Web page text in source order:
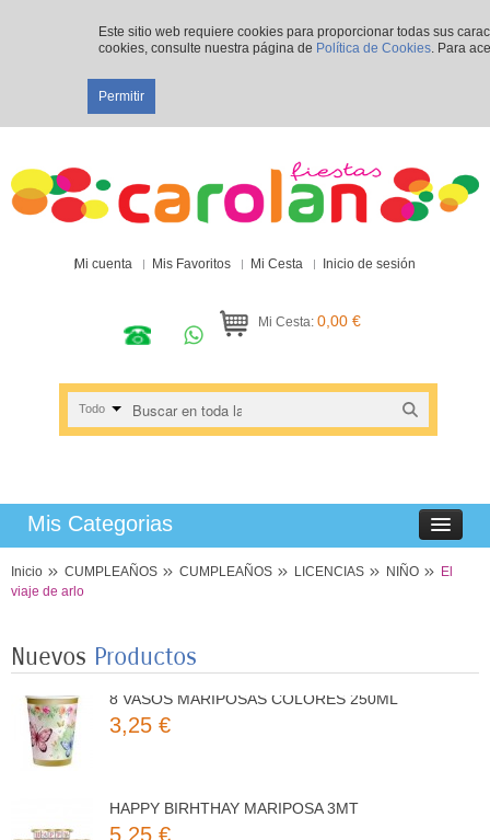
Este sitio web requiere cookies para proporcionar todas sus
cookies, consulte nuestra página de Política de Cookies. Para
Permitir
Mi cuenta Mis Favoritos Mi Cesta Inicio de sesión
Mi Cesta: 0,00 €
Todo
Mis Categorias
Inicio CUMPLEAÑOS CUMPLEAÑOS LICENCIAS NIÑO
El
viaje de arlo
Nuevos Productos
8 PLATOS MARIPOSAS COLORES 23CM
3,25 €
HAPPY BIRHTHAY MARIPOSA 3MT
5,25 €